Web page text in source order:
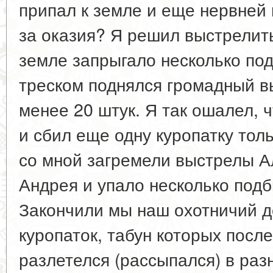
припал к земле и еще нервней
за оказия? Я решил
земле запрыгало несколько
треском поднялся громадный
менее 20 штук. Я так ошалел,
и сбил еще одну куропатку
со мной загремели выстрелы
Андрея и упало несколько
Закончили мы наш охотничий
куропаток, табун которых
разлетелся (рассыпался) в